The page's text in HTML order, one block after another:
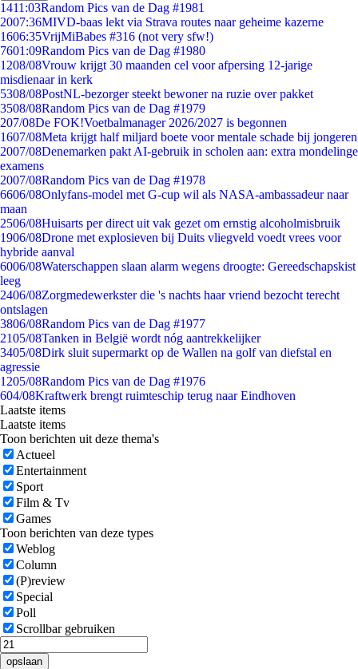
1411:03Random Pics van de Dag #1981
2007:36MIVD-baas lekt via Strava routes naar geheime kazerne
1606:35VrijMiBabes #316 (not very sfw!)
7601:09Random Pics van de Dag #1980
1208/08Vrouw krijgt 30 maanden cel voor afpersing 12-jarige
misdienaar in kerk
5308/08PostNL-bezorger steekt bewoner na ruzie over pakket
3508/08Random Pics van de Dag #1979
207/08De FOK!Voetbalmanager 2026/2027 is begonnen
1607/08Meta krijgt half miljard boete voor mentale schade bij jongeren
2007/08Denemarken pakt AI-gebruik in scholen aan: extra mondelinge
examens
2007/08Random Pics van de Dag #1978
6606/08Onlyfans-model met G-cup wil als NASA-ambassadeur naar
maan
2506/08Huisarts per direct uit vak gezet om ernstig alcoholmisbruik
1906/08Drone met explosieven bij Duits vliegveld voedt vrees voor
hybride aanval
6006/08Waterschappen slaan alarm wegens droogte: Gereedschapskist
leeg
2406/08Zorgmedewerkster die 's nachts haar vriend bezocht terecht
ontslagen
3806/08Random Pics van de Dag #1977
2105/08Tanken in België wordt nóg aantrekkelijker
3405/08Dirk sluit supermarkt op de Wallen na golf van diefstal en
agressie
1205/08Random Pics van de Dag #1976
604/08Kraftwerk brengt ruimteschip terug naar Eindhoven
Laatste items
Laatste items
Toon berichten uit deze thema's
Actueel
Entertainment
Sport
Film & Tv
Games
Toon berichten van deze types
Weblog
Column
(P)review
Special
Poll
Scrollbar gebruiken
opslaan